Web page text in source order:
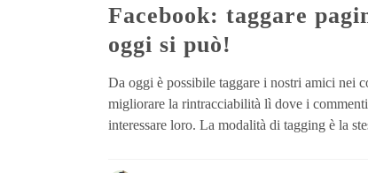
Facebook: taggare pagine, eventi e nostri amici nei commenti? Da
oggi si può!
Da oggi è possibile taggare i nostri amici nei
migliorare la rintracciabilità lì dove i
interessare loro. La modalità di tagging è la